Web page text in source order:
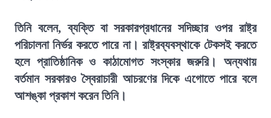
তিনি বলেন, ব্যক্তি বা সরকারপ্রধানের সদিচ্ছার ওপর রাষ্ট্র
পরিচালনা নির্ভর করতে পারে না। রাষ্ট্রব্যবস্থাকে টেকসই করতে
হলে প্রাতিষ্ঠানিক ও কাঠামোগত সংস্কার জরুরি। অন্যথায়
বর্তমান সরকারও স্বৈরাচারী আচরণের দিকে এগোতে পারে বলে
আশঙ্কা প্রকাশ করেন তিনি।